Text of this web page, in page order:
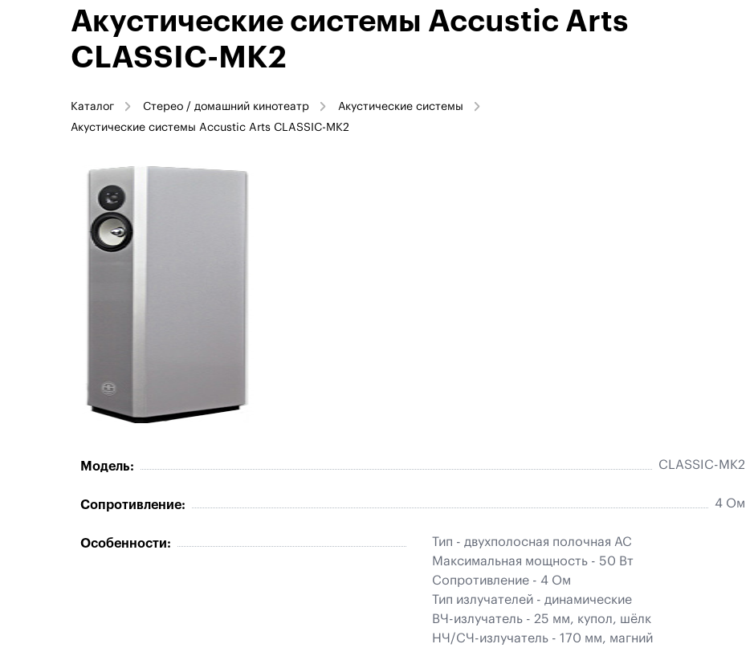
Акустические системы Accustic Arts
CLASSIC-MK2
Каталог Стерео / домашний кинотеатр
Акустические системы
Акустические системы Accustic Arts CLASSIC-MK2
Модель: CLASSIC-MK2
Сопротивление: 4 Ом
Особенности:
Тип - двухполосная полочная АС
Максимальная мощность - 50 Вт
Сопротивление - 4 Ом
Тип излучателей - динамические
ВЧ-излучатель - 25 мм, купол, шёлк
НЧ/СЧ-излучатель - 170 мм, магний